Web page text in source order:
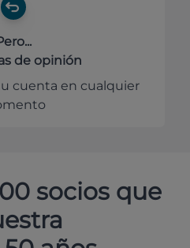
de opinión
cuenta en cualquier
socios que